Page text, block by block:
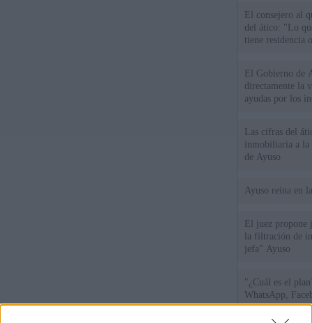
El consejero al
del ático: "Lo
tiene residencia
El Gobierno de
directamente la
ayudas por los
Las cifras del
inmobiliaria a la
de Ayuso
Ayuso reina en
El juez propone
la filtración de
jefa" Ayuso
"¿Cuál es el
WhatsApp,
un nuevo cruce
15 de agosto